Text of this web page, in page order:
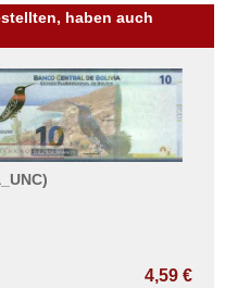
haben auch
4,59 €